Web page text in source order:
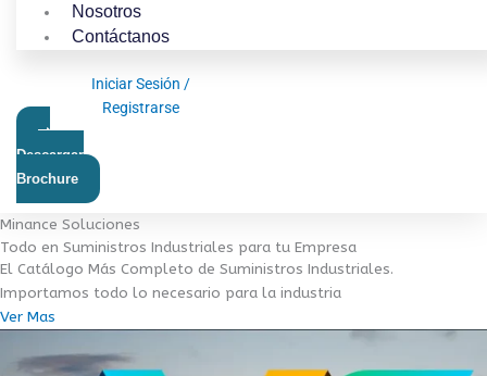
Nosotros
Contáctanos
Iniciar Sesión /
Registrarse
Descargar
Brochure
Minance Soluciones
Todo en Suministros Industriales para tu Empresa
El Catálogo Más Completo de Suministros Industriales.
Importamos todo lo necesario para la industria
Ver Mas